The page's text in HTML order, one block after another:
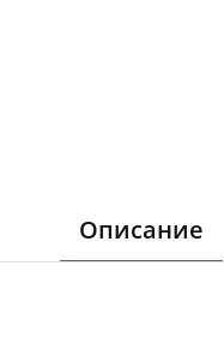
Описание